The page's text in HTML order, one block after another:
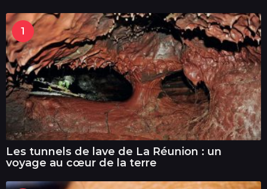
1
Les tunnels de lave de La Réunion : un
voyage au cœur de la terre